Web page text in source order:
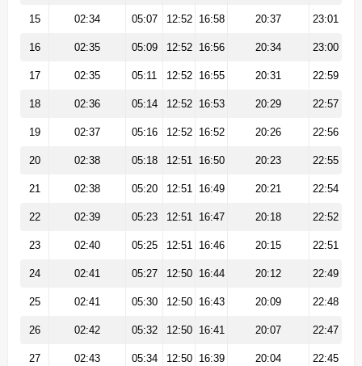
15 02:34 05:07 12:52 16:58 20:37 23:01
16 02:35 05:09 12:52 16:56 20:34 23:00
17 02:35 05:11 12:52 16:55 20:31 22:59
18 02:36 05:14 12:52 16:53 20:29 22:57
19 02:37 05:16 12:52 16:52 20:26 22:56
20 02:38 05:18 12:51 16:50 20:23 22:55
21 02:38 05:20 12:51 16:49 20:21 22:54
22 02:39 05:23 12:51 16:47 20:18 22:52
23 02:40 05:25 12:51 16:46 20:15 22:51
24 02:41 05:27 12:50 16:44 20:12 22:49
25 02:41 05:30 12:50 16:43 20:09 22:48
26 02:42 05:32 12:50 16:41 20:07 22:47
27 02:43 05:34 12:50 16:39 20:04 22:45